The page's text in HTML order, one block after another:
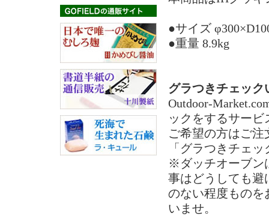
●サイズ
●重量 8.9kg
グラつきチェック
Outdoor-
ックをするサー
ご希望の方はご
「グラつきチェ
※ダッチオーブン
事はどうしても避
のない程度ものを
いませ。